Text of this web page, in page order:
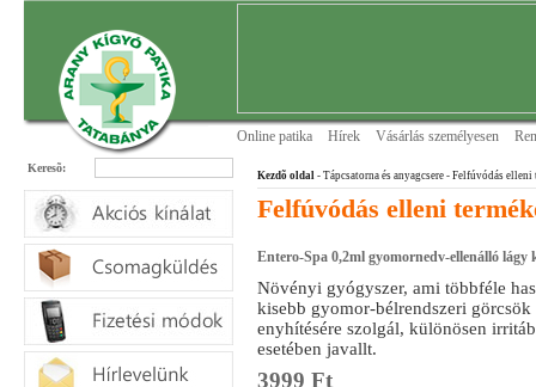
Online patika Hírek Vásárlás személyesen
Keresõ:
Kezdõ oldal - Tápcsatorna és anyagcsere - Felfúvódás elleni
Felfúvódás elleni
Entero-Spa 0,2ml gyomornedv-ellenálló lágy
Növényi gyógyszer, ami többféle
kisebb gyomor-bélrendszeri görcsök
enyhítésére szolgál, különösen
esetében javallt.
3999 Ft